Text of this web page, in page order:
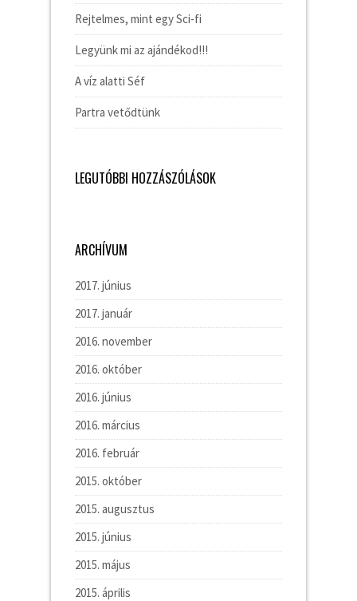
Rejtelmes, mint egy Sci-fi
Legyünk mi az ajándékod!!!
A víz alatti Séf
Partra vetődtünk
LEGUTÓBBI HOZZÁSZÓLÁSOK
ARCHÍVUM
2017. június
2017. január
2016. november
2016. október
2016. június
2016. március
2016. február
2015. október
2015. augusztus
2015. június
2015. május
2015. április